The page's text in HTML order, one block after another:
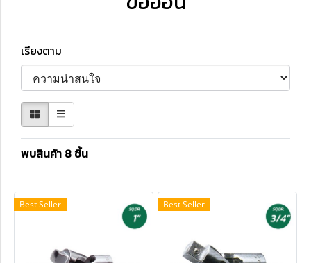
เรียงตาม
พบสินค้า 8 ชิ้น
Best Seller Best Seller